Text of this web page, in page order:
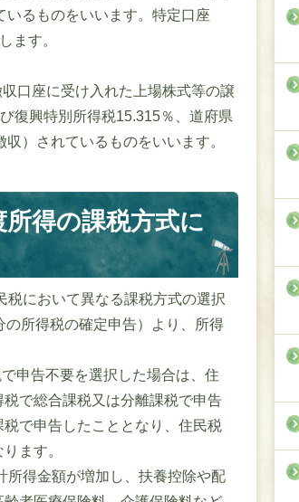
いるものをいいます。特定口座
ます。
口座に受け入れた上場株式等の譲
復興特別所得税15.315％、道府県
）されているものをいいます。
得の課税方式に
税において異なる課税方式の選択
所得税の確定申告）より、所得
申告不要を選択した場合は、住
で総合課税又は分離課税で申告
で申告したこととなり、住民税
ます。
所得金額が増加し、扶養控除や配